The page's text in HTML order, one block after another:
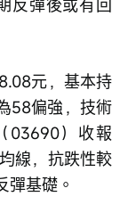
元，基本持
58偏強，技術
03690）收報
線，抗跌性較
彈基礎。